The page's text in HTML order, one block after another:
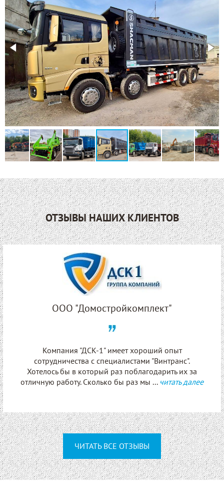
ОТЗЫВЫ НАШИХ КЛИЕНТОВ
ООО "Домостройкомплект"
Компания "ДСК-1" имеет хороший опыт
сотрудничества с специалистами "Винтранс".
Хотелось бы в который раз поблагодарить их за
отличную работу. Сколько бы раз мы ... читать далее
ЧИТАТЬ ВСЕ ОТЗЫВЫ